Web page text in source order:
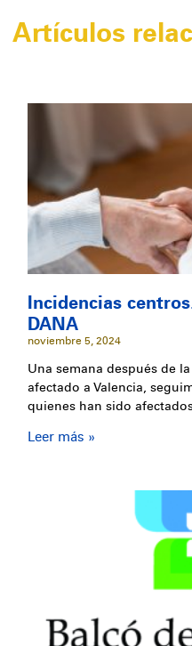
Artículos
Incidencias
DANA
noviembre 5, 2024
Una semana después de
afectado a Valencia,
quienes han sido
Leer más »